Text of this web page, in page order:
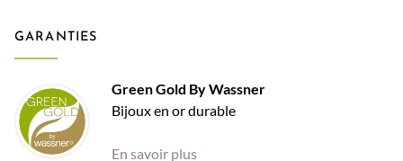
GARANTIES
Green Gold By Wassner
Bijoux en or durable
En savoir plus